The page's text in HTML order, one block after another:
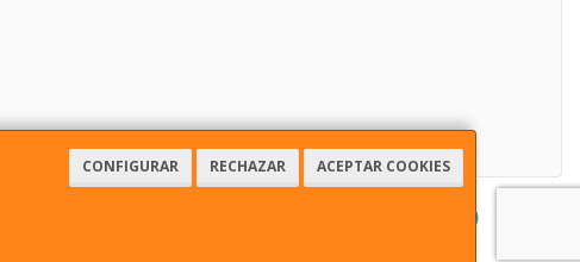
CONFIGURAR RECHAZAR ACEPTAR COOKIES